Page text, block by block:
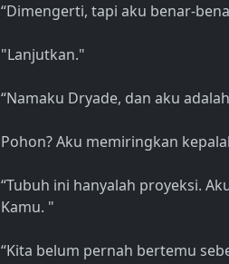
“Dimengerti, tapi aku benar-
"Lanjutkan."
“Namaku Dryade, dan aku
Pohon? Aku memiringkan
“Tubuh ini hanyalah proyeksi.
Kamu. "
“Kita belum pernah bertemu